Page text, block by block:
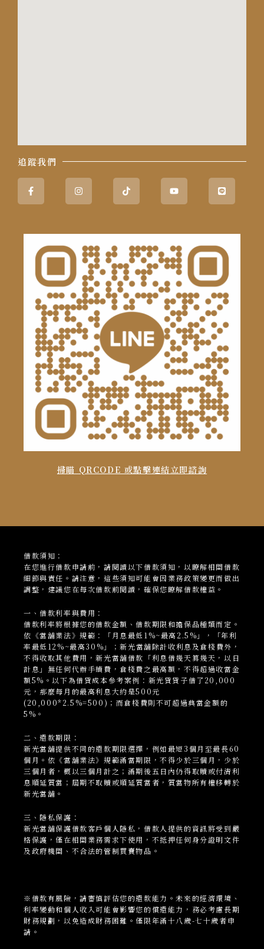
追蹤我們
Facebook-
f
InstagramTiktok Youtube Line
掃瞄 QRCODE 或點擊連結立即諮詢
借款須知：
在您進行借款申請前，請閱讀以下借款須知，以瞭解相關借款
細節與責任。請注意，這些須知可能會因業務政策變更而做出
調整，建議您在每次借款前閱讀，確保您瞭解借款權益。
一、借款利率與費用：
借款利率將根據您的借款金額、借款期限和擔保品種類而定。
依《當舖業法》規範：「月息最低1%~最高2.5%」，「年利
率最低12%~最高30%」；新光當舖除計收利息及倉棧費外，
不得收取其他費用，新光當舖借款「利息借幾天算幾天，以日
計息」無任何代辦手續費，倉棧費之最高額，不得超過收當金
額5%。以下為借貸成本參考案例：新光貸貸子借了20,000
元，那麼每月的最高利息大約是500元
(20,000*2.5%=500)；而倉棧費則不可超過典當金額的
5%。
二、還款期限：
新光當舖提供不同的還款期限選擇，例如最短3個月至最長60
個月。依《當舖業法》規範滿當期限，不得少於三個月，少於
三個月者，概以三個月計之；滿期後五日內仍得取贖或付清利
息順延質當；屆期不取贖或順延質當者，質當物所有權移轉於
新光當舖。
三、隱私保護：
新光當舖保護借款客戶個人隱私，借款人提供的資訊將受到嚴
格保護，僅在相關業務需求下使用，不抵押任何身分證明文件
及政府機關、不合法的管制買賣物品。
※借款有風險，請審慎評估您的還款能力。未來的經濟環境、
利率變動和個人收入可能會影響您的償還能力，務必考慮長期
財務規劃，以免造成財務困難。僅限年滿十八歲-七十歲者申
請。